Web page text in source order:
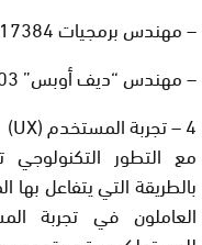
– مهندس برمجيات 117384 دولاراً.
– مهندس “ديف أوبس” 108403 دولارات.
4 – تجربة المستخدم (UX)
مع التطور التكنولوجي
بالطريقة التي يتفاعل
العاملون في تجربة